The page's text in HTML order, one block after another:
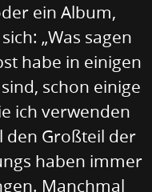
ein Album,
„Was sagen
habe in einigen
schon einige
ich verwenden
den Großteil der
haben immer
Manchmal